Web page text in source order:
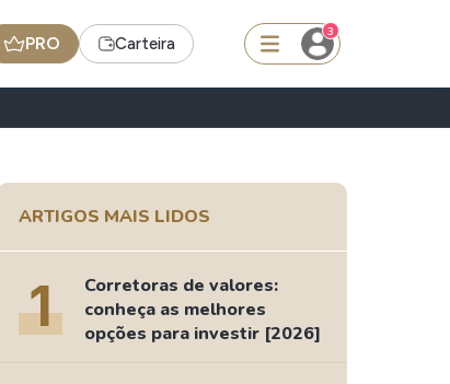
PRO Carteira
3
Ferramenta
Dividendos
Ideias
ARTIGOS MAIS LIDOS
1
Corretoras de valores:
conheça as melhores
opções para investir [2026]